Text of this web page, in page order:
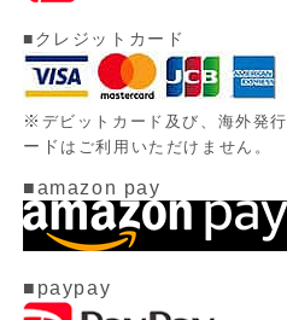
■クレジットカード
※ デビットカード及び、 海外発行
ード はご利用いただけません。
■amazon pay
■paypay